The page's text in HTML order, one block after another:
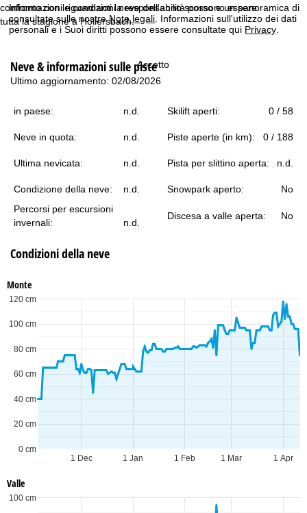
Informazioni riguardanti la responsabilità possono essere
consultate sulle nostreNote legali. Informazioni sull'utilizzo dei dati
personali e i Suoi diritti possono essere consultate qui Privacy.
Accetto
g
confronto con le condizioni neve dell'anno scorso e un panoramica di
tutta la stagione a Hollersbach.
Neve & informazioni sulle piste
Ultimo aggiornamento: 02/08/2026
in paese: n.d. Skilift aperti: 0 / 58
Neve in quota: n.d. Piste aperte (in km): 0 / 188
Ultima nevicata: n.d. Pista per slittino aperta: n.d.
Condizione della neve: n.d. Snowpark aperto:
No
Percorsi per escursioni
invernali:
n.d.
Discesa a valle aperta: No
Condizioni della neve
Monte
1 Dec 1 Jan 1 Feb 1 Mar 1 Apr
0 cm
20 cm
40 cm
60 cm
80 cm
100 cm
120 cm
Valle
100 cm